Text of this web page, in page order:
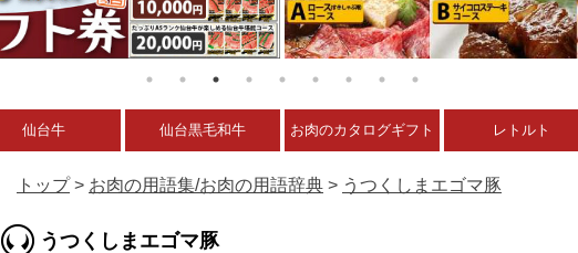
仙台牛 仙台黒毛和牛 お肉のカタログギフト レトルト
トップ> お肉の用語集/お肉の用語辞典 > うつくしまエゴマ豚
うつくしまエゴマ豚